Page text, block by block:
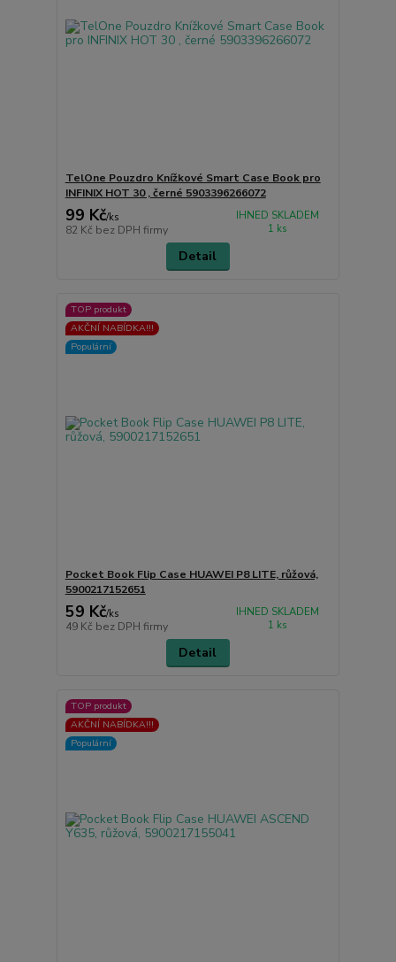
TelOne Pouzdro Knížkové Smart Case Book pro
INFINIX HOT 30 , černé 5903396266072
99 Kč/ks
82 Kč bez DPH firmy
IHNED SKLADEM
1 ks
Detail
TOP produkt
AKČNÍ NABÍDKA!!!
Populární
Pocket Book Flip Case HUAWEI P8 LITE, růžová,
5900217152651
59 Kč/ks
49 Kč bez DPH firmy
IHNED SKLADEM
1 ks
Detail
TOP produkt
AKČNÍ NABÍDKA!!!
Populární